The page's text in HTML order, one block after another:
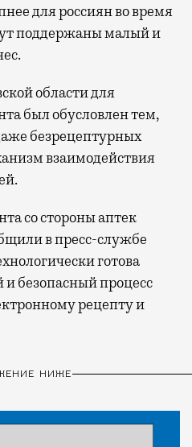
для россиян во время
поддержаны малый и
области для
был обусловлен тем,
безрецептурных
взаимодействия
со стороны аптек
в пресс-службе
готова
безопасный процесс
рецепту и
НИЖЕ